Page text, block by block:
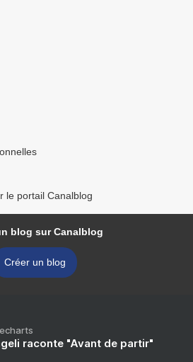
le portail Canalblog
blog sur Canalblog
Créer un blog
raconte "Avant de partir"